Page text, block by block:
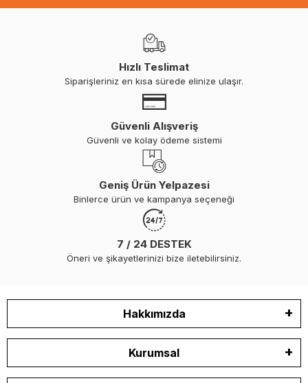
Hızlı Teslimat
Siparişleriniz en kısa sürede elinize ulaşır.
Güvenli Alışveriş
Güvenli ve kolay ödeme sistemi
Geniş Ürün Yelpazesi
Binlerce ürün ve kampanya seçeneği
7 / 24 DESTEK
Öneri ve şikayetlerinizi bize iletebilirsiniz.
Hakkımızda
Kurumsal